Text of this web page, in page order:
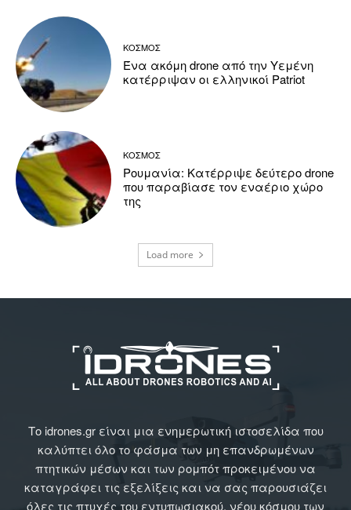
ΚΟΣΜΟΣ
Ένα ακόμη drone από την Υεμένη
κατέρριψαν οι ελληνικοί Patriot
ΚΟΣΜΟΣ
Ρουμανία: Κατέρριψε δεύτερο drone
που παραβίασε τον εναέριο χώρο
της
Load more
Το idrones.gr είναι μια ενημερωτική ιστοσελίδα που
καλύπτει όλο το φάσμα των μη επανδρωμένων
πτητικών μέσων και των ρομπότ προκειμένου να
καταγράφει τις εξελίξεις και να σας παρουσιάζει
όλες τις πτυχές του εντυπωσιακού, νέου κόσμου των